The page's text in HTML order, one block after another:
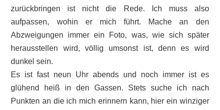
zurückbringen ist nicht die Rede. Ich muss also
aufpassen, wohin er mich führt. Mache an den
Abzweigungen immer ein Foto, was, wie sich später
herausstellen wird, völlig umsonst ist, denn es wird
dunkel sein.
Es ist fast neun Uhr abends und noch immer ist es
glühend heiß in den Gassen. Stets suche ich nach
Punkten an die ich mich erinnern kann, hier ein winziger